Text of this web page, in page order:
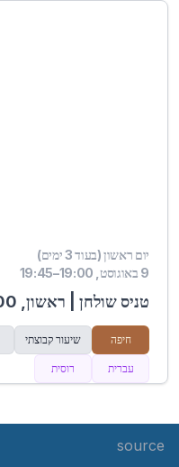
יום ראשון (בעוד 3 ימים)
9 באוגוסט, 19:00–19:45
טניס שולחן | ראשון, 18:00
חיפה שיעור קבוצתי
עברית רוסית
source